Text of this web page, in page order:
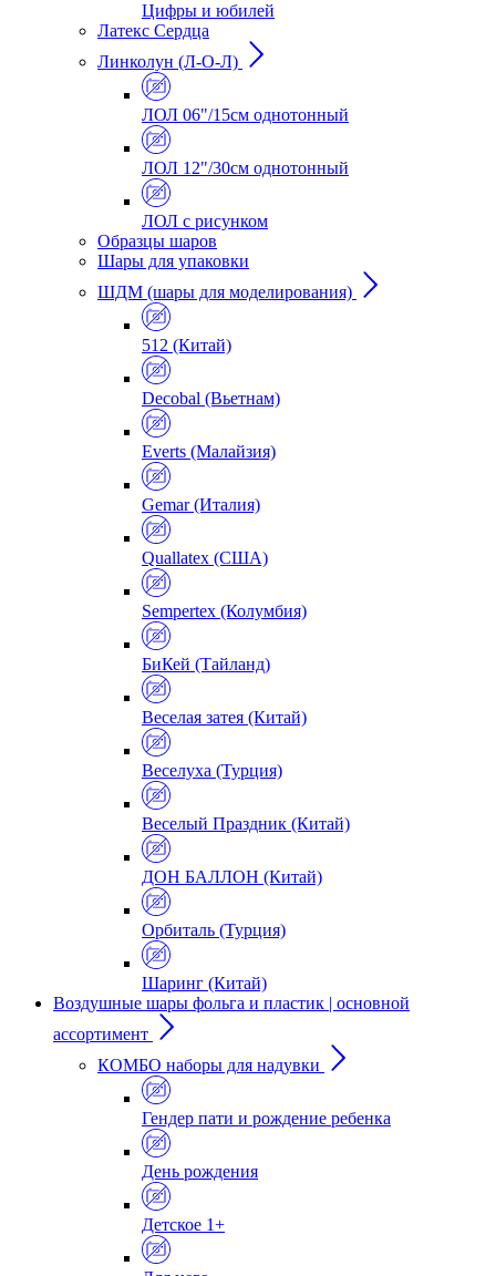
Цифры и юбилей
Латекс Сердца
Линколун (Л-О-Л)
ЛОЛ 06"/15см однотонный
ЛОЛ 12"/30см однотонный
ЛОЛ с рисунком
Образцы шаров
Шары для упаковки
ШДМ (шары для моделирования)
512 (Китай)
Decobal (Вьетнам)
Everts (Малайзия)
Gemar (Италия)
Quallatex (США)
Sempertex (Колумбия)
БиКей (Тайланд)
Веселая затея (Китай)
Веселуха (Турция)
Веселый Праздник (Китай)
ДОН БАЛЛОН (Китай)
Орбиталь (Турция)
Шаринг (Китай)
Воздушные шары фольга и пластик | основной
ассортимент
КОМБО наборы для надувки
Гендер пати и рождение ребенка
День рождения
Детское 1+